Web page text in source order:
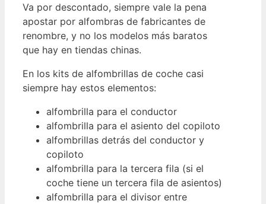
Va por descontado, siempre vale la pena
apostar por alfombras de fabricantes de
renombre, y no los modelos más baratos
que hay en tiendas chinas.
En los kits de alfombrillas de coche casi
siempre hay estos elementos:
alfombrilla para el conductor
alfombrilla para el asiento del copiloto
alfombrillas detrás del conductor y
copiloto
alfombrilla para la tercera fila (si el
coche tiene un tercera fila de asientos)
alfombrilla para el divisor entre